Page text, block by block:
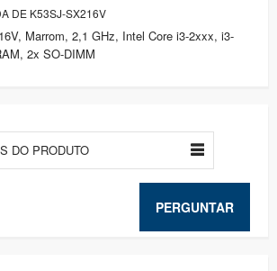
DE K53SJ-SX216V
Marrom, 2,1 GHz, Intel Core i3-2xxx, i3-
2x SO-DIMM
DO PRODUTO
PERGUNTAR